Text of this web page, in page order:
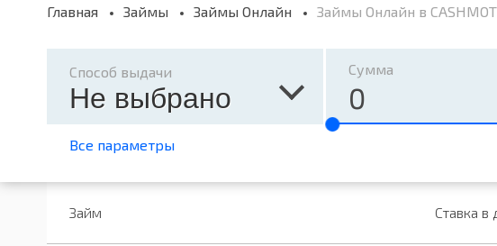
Главная Займы Займы Онлайн Займы Онлайн в
Способ выдачи
Не выбрано
Сумма
Все параметры
Займ Ставка в